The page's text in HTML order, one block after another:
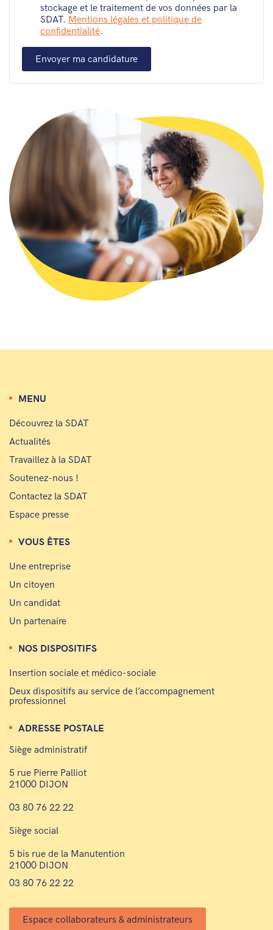
stockage et le traitement de vos données par la
SDAT. Mentions légales et politique de
confidentialité.
Envoyer ma candidature
MENU
Découvrez la SDAT
Actualités
Travaillez à la SDAT
Soutenez-nous !
Contactez la SDAT
Espace presse
VOUS ÊTES
Une entreprise
Un citoyen
Un candidat
Un partenaire
NOS DISPOSITIFS
Insertion sociale et médico-sociale
Deux dispositifs au service de l’accompagnement
professionnel
ADRESSE POSTALE
Siège administratif
5 rue Pierre Palliot
21000 DIJON
03 80 76 22 22
Siège social
5 bis rue de la Manutention
21000 DIJON
03 80 76 22 22
Espace collaborateurs & administrateurs